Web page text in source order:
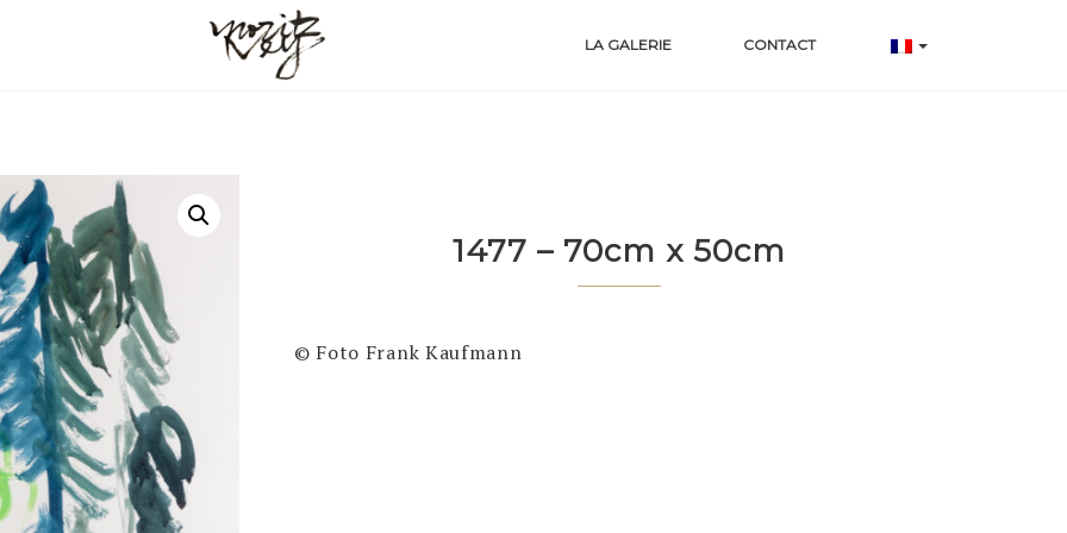
LA GALERIE CONTACT
1477 – 70cm x 50cm
© Foto Frank Kaufmann